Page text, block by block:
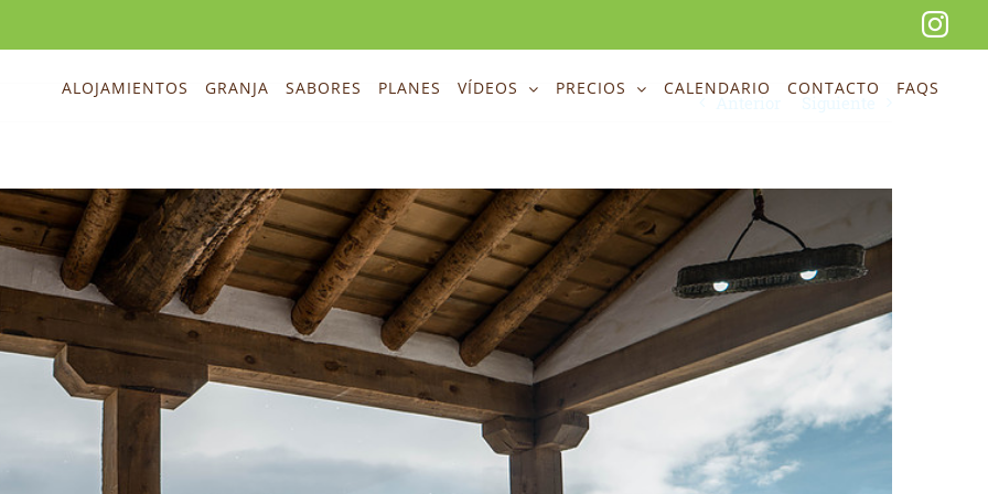
ALOJAMIENTOS GRANJA SABORES PLANES VÍDEOS PRECIOS CALENDARIO CONTACTO FAQS